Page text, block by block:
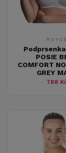
ROYCE
Podprsenka
POSIE
COMFORT
GREY
788